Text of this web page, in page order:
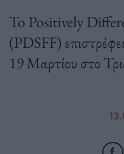
To Positively
(PDSFF)
19 Μαρτίου στο